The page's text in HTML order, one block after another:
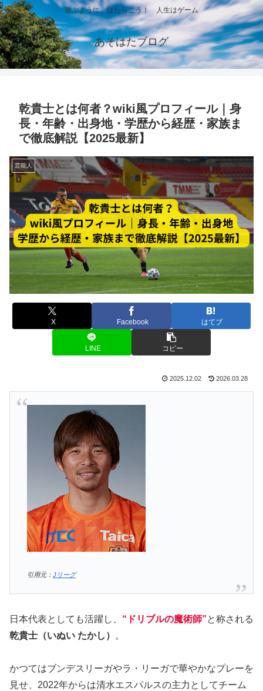
遊ぶように、はたらこう！ 人生はゲーム
あそはたブログ
乾貴士とは何者？wiki風プロフィール｜身
長・年齢・出身地・学歴から経歴・家族ま
で徹底解説【2025最新】
芸能人
X Facebook はてブ
LINE コピー
2025.12.02 2026.03.28
引用元： Jリーグ
日本代表としても活躍し、 “ドリブルの魔術師”と称される
乾貴士（いぬい たかし）
。
かつてはブンデスリーガやラ・リーガで華やかなプレーを
見せ、2022年からは清水エスパルスの主力としてチーム